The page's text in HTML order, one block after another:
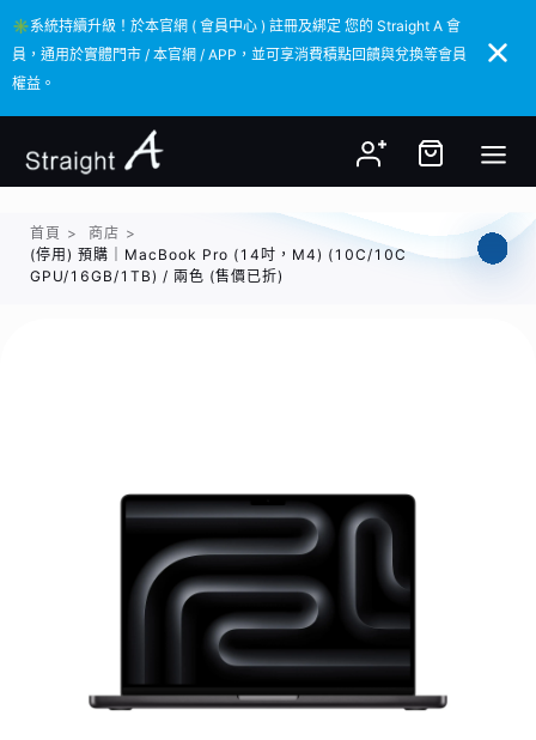
✳️系統持續升級！於本官網 ( 會員中心 ) 註冊及綁定 您的 Straight A 會
員，通用於實體門市 / 本官網 / APP，並可享消費積點回饋與兌換等會員
權益。
✳️系統持續升級！於本官網 ( 會員中心 ) 註冊及綁定 您的 Straight A 會
員，通用於實體門市 / 本官網 / APP，並可享消費積點回饋與兌換等會員
權益。
首頁 > 商店 >
(停用) 預購｜MacBook Pro (14吋，M4) (10C/10C
GPU/16GB/1TB) / 兩色 (售價已折)